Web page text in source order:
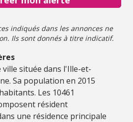
indiqués dans les annonces ne
Ils sont donnés à titre indicatif.
ville située dans l'Ille-et-
Sa population en 2015
Les 10461
résident
une résidence principale